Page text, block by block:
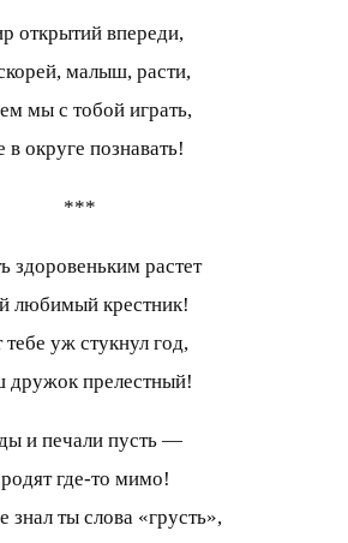
открытий впереди,
малыш, расти,
мы с тобой играть,
в округе познавать!
***
здоровеньким растет
любимый крестник!
тебе уж стукнул год,
дружок прелестный!
и печали пусть —
где-то мимо!
знал ты слова «грусть»,